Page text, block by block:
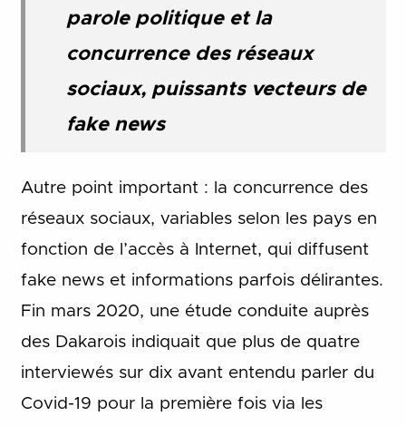
parole politique et la
concurrence des réseaux
sociaux, puissants vecteurs de
fake news
Autre point important : la concurrence des
réseaux sociaux, variables selon les pays en
fonction de l’accès à Internet, qui diffusent
fake news et informations parfois délirantes.
Fin mars 2020, une étude conduite auprès
des Dakarois indiquait que plus de quatre
interviewés sur dix avant entendu parler du
Covid-19 pour la première fois via les